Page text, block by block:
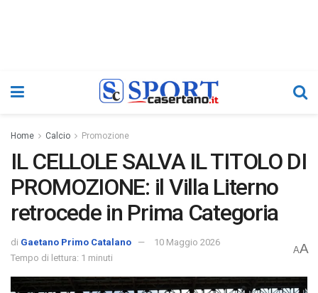
Home Calcio Promozione
IL CELLOLE SALVA IL TITOLO DI
PROMOZIONE: il Villa Literno
retrocede in Prima Categoria
di Gaetano Primo Catalano
10 Maggio 2026
Tempo di lettura: 1 minuti
AA